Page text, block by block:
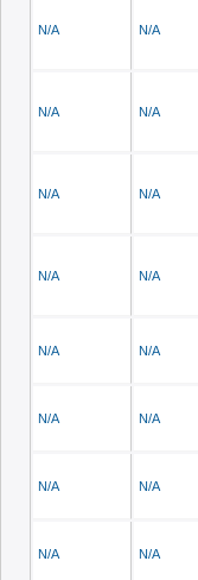
N/A N/A
N/A N/A
N/A N/A
N/A N/A
N/A N/A
N/A N/A
N/A N/A
N/A N/A